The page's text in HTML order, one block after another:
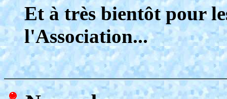
Et à très bientôt pour
l'Association...